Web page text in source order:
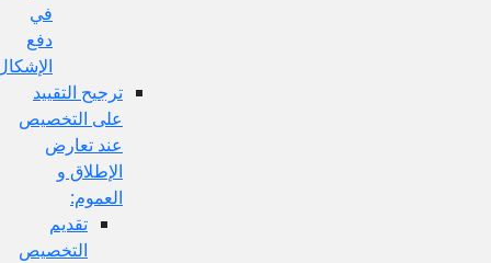
الإشكال:
ترجيح التقييد
على التخصيص
عند تعارض
الإطلاق و
العموم:
تقديم
التخصيص